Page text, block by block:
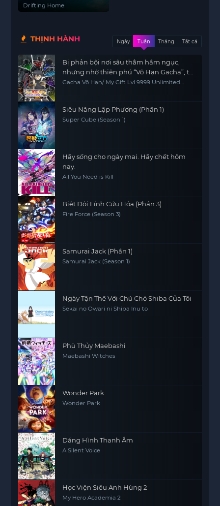
Drifting Home
THỊNH HÀNH Ngày Tuần Tháng Tất cả
Bị phản bội nơi sâu thẳm hầm ngục,
nhưng nhờ thiên phú “Vô Hạn Gacha”, tôi
chiêu mộ các đồng đội cấp 9999 để trả
Gacha Vô Hạn/ My Gift Lvl 9999 Unlimited
Siêu Năng Lập Phương (Phần 1)
Super Cube (Season 1)
Hãy sống cho ngày mai. Hãy chết hôm
nay.
All You Need is Kill
Biệt Đội Lính Cứu Hỏa (Phần 3)
Fire Force (Season 3)
Samurai Jack (Phần 1)
Samurai Jack (Season 1)
Ngày Tận Thế Với Chú Chó Shiba Của Tôi
Sekai no Owari ni Shiba Inu to
Phù Thủy Maebashi
Maebashi Witches
Wonder Park
Wonder Park
Dáng Hình Thanh Âm
A Silent Voice
Học Viện Siêu Anh Hùng 2
My Hero Academia 2